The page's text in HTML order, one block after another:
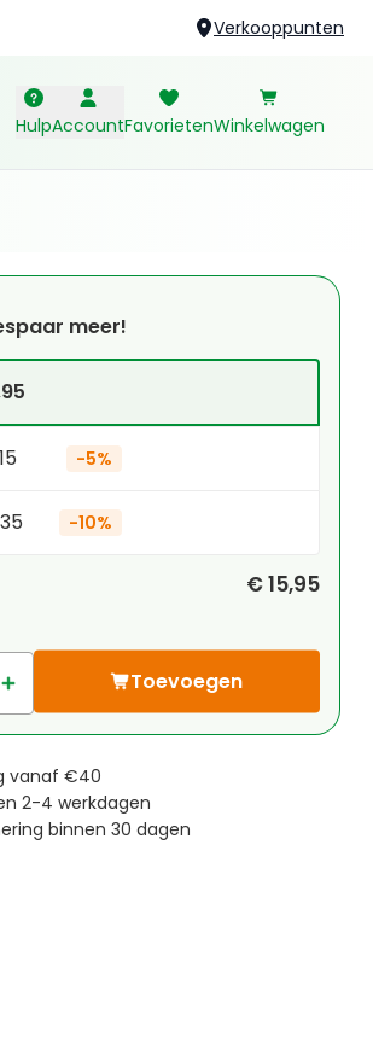
Verkooppunten
HulpAccountFavorietenWinkelwagen
meer!
-5%
-10%
€ 15,95
Toevoegen
vanaf €40
2-4 werkdagen
binnen 30 dagen